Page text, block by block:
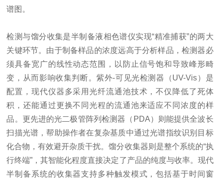
谱图。
检测与馏分收集是半制备液相色谱仪实现“精准捕获”的两大
关键环节。由于制备样品的浓度远高于分析样品，检测器必
须具备宽广的线性动态范围，以防止信号饱和导致峰形畸
变，从而影响收集判断。紫外-可见光检测器（UV-Vis）是
配置，现代仪器多采用光纤流通池技术，不仅降低了死体
积，还能通过更换不同光程的流通池来适应不同浓度的样
品。更先进的光二极管阵列检测器（PDA）则能提供全波长
扫描光谱，帮助操作者在复杂基质中通过光谱指纹识别目标
化合物，有效避开杂质干扰。馏分收集器则是整个系统的“执
行终端”，其智能化程度直接决定了产品的纯度与收率。现代
半制备系统的收集器支持多种触发模式，包括基于时间窗